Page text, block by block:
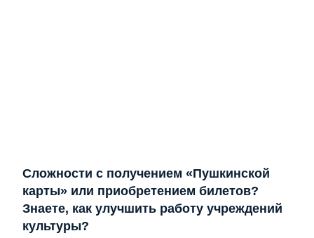
Сложности с получением «Пушкинской
карты» или приобретением билетов?
Знаете, как улучшить работу учреждений
культуры?